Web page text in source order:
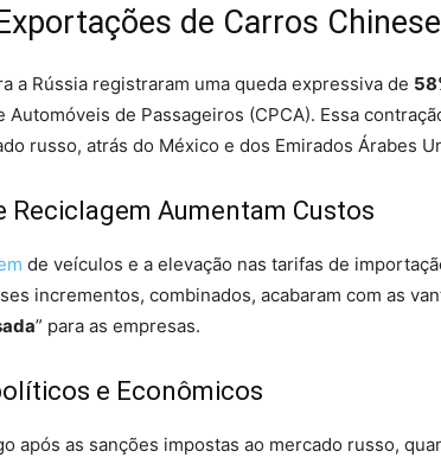
de Carros
a Rússia registraram uma queda expressiva de
de Passageiros (CPCA). Essa
russo, atrás do México e dos Emirados Árabes
Reciclagem Aumentam Custos
de veículos e a elevação nas tarifas de
incrementos, combinados, acabaram com as
” para as empresas.
e Econômicos
após as sanções impostas ao mercado russo,